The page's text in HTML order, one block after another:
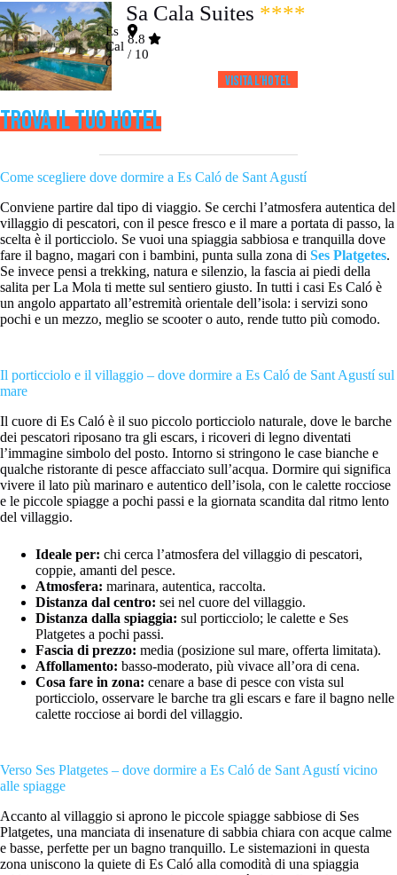
Sa Cala Suites ****
Es
Cal
ó
8.8
/ 10
Visita l’HOTEL
TROVA IL TUO HOTEL
Come scegliere dove dormire a Es Caló de Sant Agustí
Conviene partire dal tipo di viaggio. Se cerchi l’atmosfera autentica del
villaggio di pescatori, con il pesce fresco e il mare a portata di passo, la
scelta è il porticciolo. Se vuoi una spiaggia sabbiosa e tranquilla dove
fare il bagno, magari con i bambini, punta sulla zona di Ses Platgetes.
Se invece pensi a trekking, natura e silenzio, la fascia ai piedi della
salita per La Mola ti mette sul sentiero giusto. In tutti i casi Es Caló è
un angolo appartato all’estremità orientale dell’isola: i servizi sono
pochi e un mezzo, meglio se scooter o auto, rende tutto più comodo.
Il porticciolo e il villaggio – dove dormire a Es Caló de Sant Agustí sul
mare
Il cuore di Es Caló è il suo piccolo porticciolo naturale, dove le barche
dei pescatori riposano tra gli escars, i ricoveri di legno diventati
l’immagine simbolo del posto. Intorno si stringono le case bianche e
qualche ristorante di pesce affacciato sull’acqua. Dormire qui significa
vivere il lato più marinaro e autentico dell’isola, con le calette rocciose
e le piccole spiagge a pochi passi e la giornata scandita dal ritmo lento
del villaggio.
Ideale per: chi cerca l’atmosfera del villaggio di pescatori,
coppie, amanti del pesce.
Atmosfera: marinara, autentica, raccolta.
Distanza dal centro: sei nel cuore del villaggio.
Distanza dalla spiaggia: sul porticciolo; le calette e Ses
Platgetes a pochi passi.
Fascia di prezzo: media (posizione sul mare, offerta limitata).
Affollamento: basso-moderato, più vivace all’ora di cena.
Cosa fare in zona: cenare a base di pesce con vista sul
porticciolo, osservare le barche tra gli escars e fare il bagno nelle
calette rocciose ai bordi del villaggio.
Verso Ses Platgetes – dove dormire a Es Caló de Sant Agustí vicino
alle spiagge
Accanto al villaggio si aprono le piccole spiagge sabbiose di Ses
Platgetes, una manciata di insenature di sabbia chiara con acque calme
e basse, perfette per un bagno tranquillo. Le sistemazioni in questa
zona uniscono la quiete di Es Caló alla comodità di una spiaggia